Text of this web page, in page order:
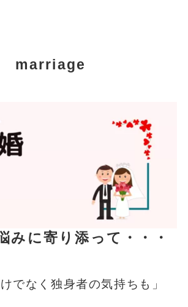
marriage
みに寄り添って・・・
でなく独身者の気持ちも」